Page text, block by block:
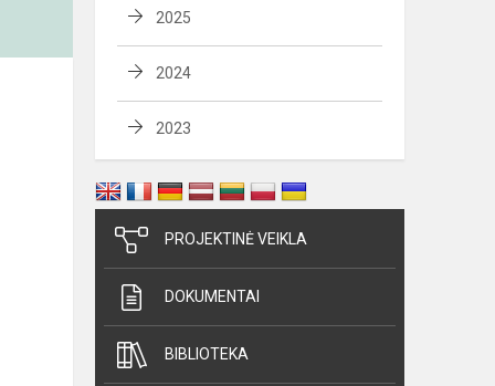
2025
2024
2023
PROJEKTINĖ VEIKLA
DOKUMENTAI
BIBLIOTEKA